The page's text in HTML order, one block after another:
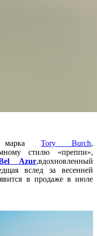
марка Tory Burch,
стилю «преппи»,
Azur,вдохновленный
вслед за весенней
в продаже в июле